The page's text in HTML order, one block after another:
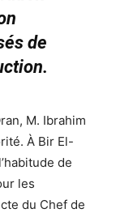
de
M. Ibrahim
À Bir El-
de
les
du Chef de